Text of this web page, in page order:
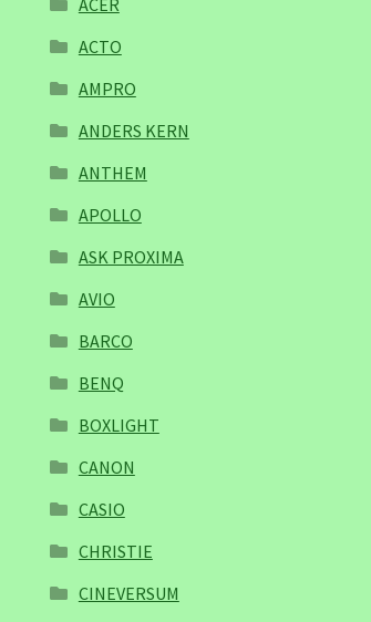
ACTO
AMPRO
ANDERS KERN
ANTHEM
APOLLO
ASK PROXIMA
AVIO
BARCO
BENQ
BOXLIGHT
CANON
CASIO
CHRISTIE
CINEVERSUM